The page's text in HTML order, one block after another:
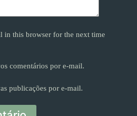
in this browser for the next time
comentários por e-mail.
publicações por e-mail.